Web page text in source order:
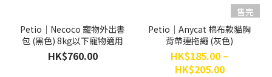
Petio｜Necoco 寵物外出書
包 (黑色) 8kg以下寵物適用
HK$760.00
售完
Petio｜Anycat 棉布款貓胸
背帶連拖繩 (灰色)
HK$185.00 ~
HK$205.00